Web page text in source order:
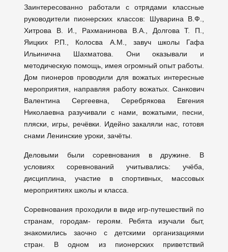
Заинтересованно работали с отрядами классные
руководители пионерских классов: Шуварина В.Ф.,
Хитрова В. И., Рахманинова В.А., Долгова Т. П.,
Яицких Р.П., Колосва А.М., завуч школы Гафа
Ильинична Шахматова. Они оказывали и
методическую помощь, имея огромный опыт работы.
Дом пионеров проводили для вожатых интересные
мероприятия, направляя работу вожатых. Санкович
Валентина Сергеевна, Серебрякова Евгения
Николаевна разучивали с нами, вожатыми, песни,
пляски, игры, речёвки. Идейно закаляли нас, готовя
снами Ленинские уроки, зачёты.
Деловыми были соревнования в дружине. В
условиях соревнований учитывались: учёба,
дисциплина, участие в спортивных, массовых
мероприятиях школы и класса.
Соревнования проходили в виде игр-путешествий по
странам, городам- героям. Ребята изучали быт,
знакомились заочно с детскими организациями
стран. В одном из пионерских приветствий